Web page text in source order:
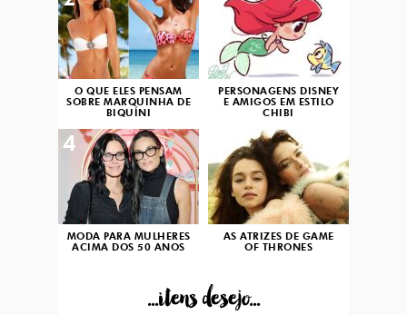
O QUE ELES PENSAM
SOBRE MARQUINHA DE
BIQUÍNI
PERSONAGENS DISNEY
E AMIGOS EM ESTILO
CHIBI
MODA PARA MULHERES
ACIMA DOS 50 ANOS
4
AS ATRIZES DE GAME
OF THRONES
...itens desejo...